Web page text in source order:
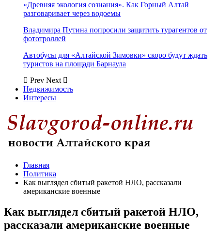
«Древняя экология сознания». Как Горный Алтай
разговаривает через водоемы
Владимира Путина попросили защитить турагентов от
фототроллей
Автобусы для «Алтайской Зимовки» скоро будут ждать
туристов на площади Барнаула
Prev Next
Недвижимость
Интересы
Главная
Политика
Как выглядел сбитый ракетой НЛО, рассказали
американские военные
Как выглядел сбитый ракетой НЛО,
рассказали американские военные